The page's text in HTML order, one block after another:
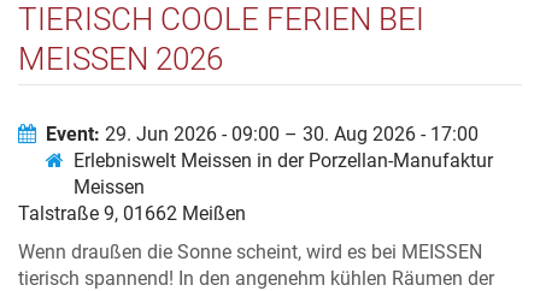
TIERISCH COOLE FERIEN BEI
MEISSEN 2026
Event: 29. Jun 2026 - 09:00 – 30. Aug 2026 - 17:00
Erlebniswelt Meissen in der Porzellan-Manufaktur
Meissen
Talstraße 9, 01662 Meißen
Wenn draußen die Sonne scheint, wird es bei MEISSEN
tierisch spannend! In den angenehm kühlen Räumen der